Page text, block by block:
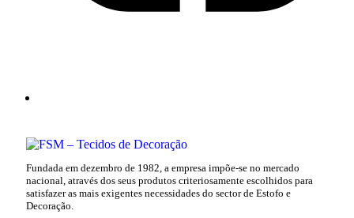
Fundada em dezembro de 1982, a empresa impõe-se no mercado
nacional, através dos seus produtos criteriosamente escolhidos para
satisfazer as mais exigentes necessidades do sector de Estofo e
Decoração.